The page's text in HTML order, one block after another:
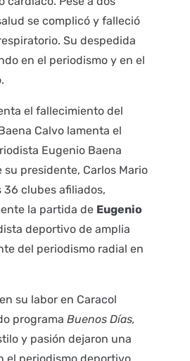
se complicó y falleció
Su despedida
en el periodismo y en el
el fallecimiento del
Calvo lamenta el
Eugenio Baena
su presidente, Carlos Mario
36 clubes afiliados,
la partida de Eugenio
deportivo de amplia
del periodismo radial en
su labor en Caracol
programa Buenos Días,
y pasión dejaron una